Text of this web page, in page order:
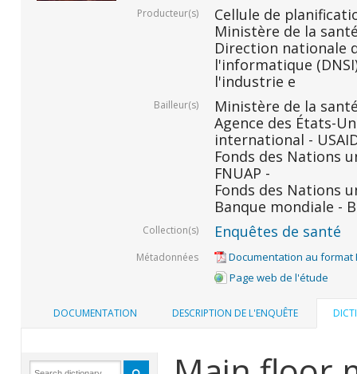
Producteur(s)
Cellule de
Ministère de la
Direction nationale
l'informatique
l'industrie e
Bailleur(s)
Ministère de la
Agence des États-
international -
Fonds des Nations
FNUAP -
Fonds des Nations
Banque mondiale -
Collection(s) Enquêtes de santé
Métadonnées
Documentation au format
Page web de l'étude
DOCUMENTATION DESCRIPTION DE L'ENQUÊTE